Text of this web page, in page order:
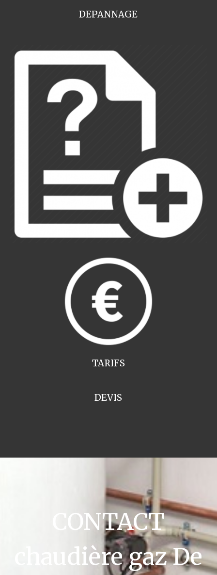
DEPANNAGE
TARIFS
DEVIS
CONTACT
chaudière gaz De